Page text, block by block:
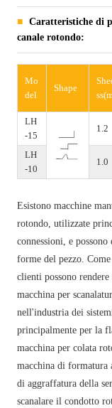
Caratteristiche di
canale rotondo:
Mo
del
Shape
LH
-15
1.2
LH
-10
1.0
Esistono macchine
rotondo, utilizzate
connessioni, e
forme del pezzo.
clienti possono
macchina per
nell'industria dei
principalmente per la
macchina per colata
macchina di formatura
di aggraffatura della
scanalare il condotto